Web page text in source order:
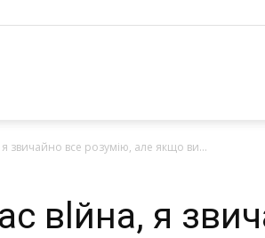
звичайно все розумію, але якщо ви...
вlйнa, я